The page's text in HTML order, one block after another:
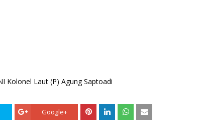
Kolonel Laut (P) Agung Saptoadi
Google+